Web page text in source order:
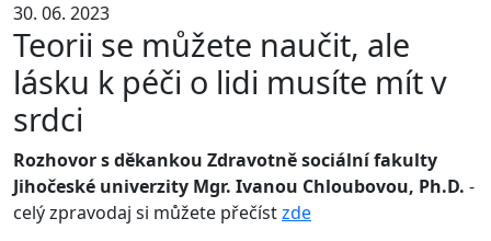
30. 06. 2023
Teorii se můžete naučit, ale
lásku k péči o lidi musíte mít v
srdci
Rozhovor s děkankou Zdravotně sociální fakulty
Jihočeské univerzity Mgr. Ivanou Chloubovou, Ph.D. -
celý zpravodaj si můžete přečístzde